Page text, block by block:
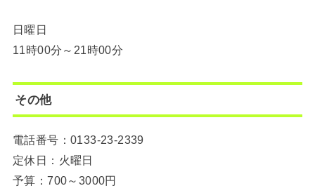
日曜日
11時00分～21時00分
その他
電話番号：0133‐23‐2339
定休日：火曜日
予算：700～3000円